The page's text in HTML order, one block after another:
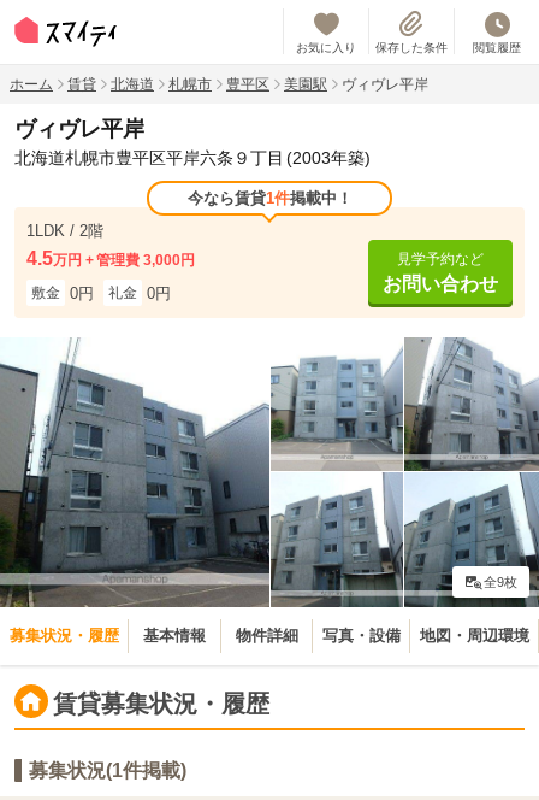
お気に入り 保存した条件 閲覧履歴
ホーム 賃貸 北海道 札幌市 豊平区 美園駅 ヴィヴレ平岸
ヴィヴレ平岸
北海道札幌市豊平区平岸六条９丁目 (2003年築)
今なら賃貸1件掲載中！
1LDK / 2階
4.5万円
管理費 3,000円
敷金 0円 礼金 0円
見学予約など
お問い合わせ
全9枚
募集状況・履歴 基本情報 物件詳細 写真・設備 地図・周辺環境
賃貸募集状況・履歴
募集状況(1件掲載)